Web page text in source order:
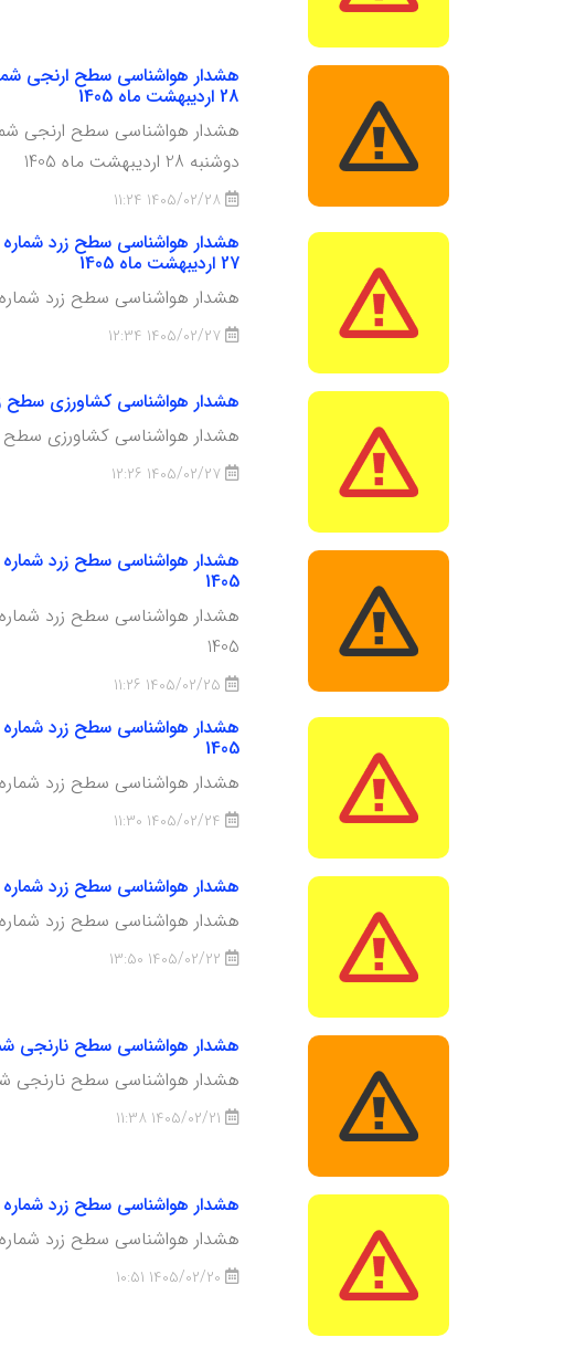
28 اردیبهشت ماه 1405
دوشنبه 28 اردیبهشت ماه 1405
27 اردیبهشت ماه 1405
هشدار هواشناسی سطح زرد شماره 11 : وزش باد گاهی شدید، امکان انتقال گردوخاک مهاجر به استان و فعالیت سامانه بارشی
هشدار هواشناسی کشاورزی سطح زرد شماره 2 : نفوذ توده هوای سرد به سطح منطقه؛ تاریخ
هشدار هواشناسی کشاورزی سطح زرد شماره 2 : نفوذ توده
1405
1405
1405
هشدار هواشناسی سطح زرد شماره 10
هشدار هواشناسی سطح زرد شماره 9 : امکان انتقال گردو خاک مهاجر به منطقه ؛ تاریخ صدور: سه شنبه 22 اردیبهشت ماه 1405
هشدار هواشناسی سطح زرد شماره 9 : امکان انتقال گردو خاک مهاجر به منطقه ؛ تاریخ صدور: سه شنبه 22 اردیبهشت ماه 1405
هشدار هواشناسی سطح نارنجی شماره 6 : تشدید فعّالیت سامانه بارشی ؛ تاریخ صدور: دوشنبه 21
هشدار هواشناسی سطح نارنجی شماره 6 : تشدید فعّالیت سامانه بارشی ؛ تاریخ صدور: دوشنبه 21
هشدار هواشناسی سطح زرد شماره 8 : فعّالیت سامانه بارشی ؛ تاریخ صدور: یکشنبه 20 اردیبهشت ماه 1405
هشدار هواشناسی سطح زرد شماره 8 : فعّالیت سامانه بارشی